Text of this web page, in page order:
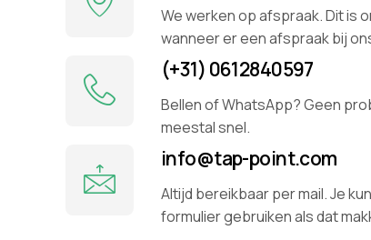
We werken op afspraak. Dit is
wanneer er een afspraak bij
(+31) 0612840597
Bellen of WhatsApp? Geen
meestal snel.
info@tap-point.com
Altijd bereikbaar per mail. Je
formulier gebruiken als dat